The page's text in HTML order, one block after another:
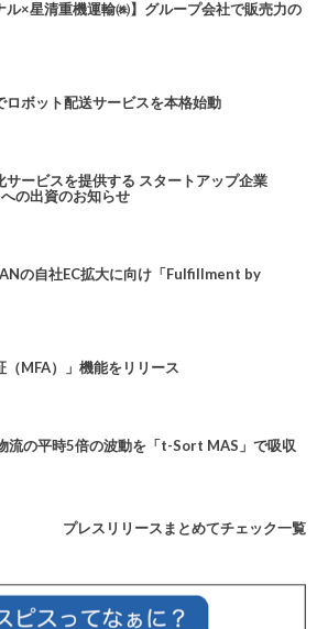
ル×星清重機運輸㈱】グループ会社で販売力の
ボット配送サービスを本格始動
ービスを提供する スタートアップ企業
の出資のお知らせ
の自社EC拡大に向け「Fulfillment by
（MFA）」機能をリリース
流の平時5倍の波動を「t-Sort MAS」で吸収
プレスリリースまとめてチェック一覧